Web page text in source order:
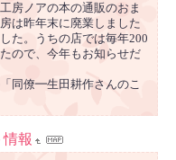
房ノアの本の通販のおま
は昨年末に廃業しました
た。うちの店では毎年200
ので、今年もお知らせだ
同僚━生田耕作さんのこ
報